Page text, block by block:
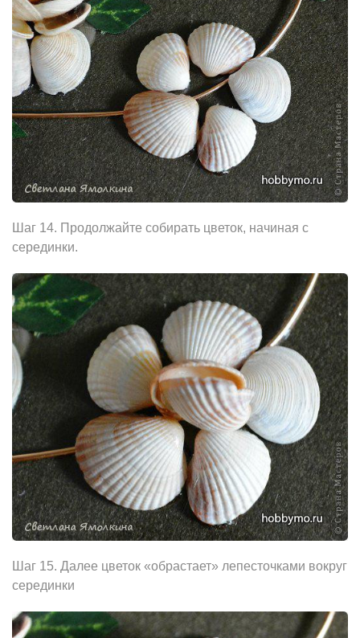
Шаг 14. Продолжайте собирать цветок, начиная с
серединки.
Шаг 15. Далее цветок «обрастает» лепесточками вокруг
серединки